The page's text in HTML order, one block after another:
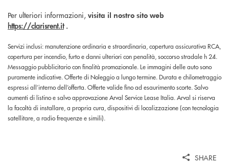
Per ulteriori informazioni, visita il nostro sito web
https://clarisrent.it.
Servizi inclusi: manutenzione ordinaria e straordinaria, copertura assicurativa RCA,
copertura per incendio, furto e danni ulteriori con penalità, soccorso stradale h 24.
Messaggio pubblicitario con finalità promozionale. Le immagini delle auto sono
puramente indicative. Offerte di Noleggio a lungo termine. Durata e chilometraggio
espressi all’interno dell’offerta. Offerte valide fino ad esaurimento scorte. Salvo
aumenti di listino e salvo approvazione Arval Service Lease Italia. Arval si riserva
la facoltà di installare, a propria cura, dispositivi di localizzazione (con tecnologia
satellitare, a radio frequenze e simili).
SHARE